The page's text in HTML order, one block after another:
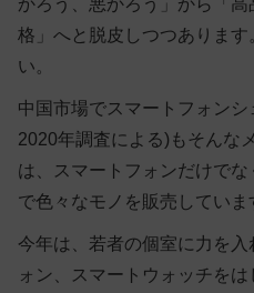
かろう、悪かろう」から「
格」へと脱皮しつつありま
い。
中国市場でスマートフォン
2020年調査による)もそんな
は、スマートフォンだけで
で色々なモノを販売していま
今年は、若者の個室に力を
ォン、スマートウォッチを